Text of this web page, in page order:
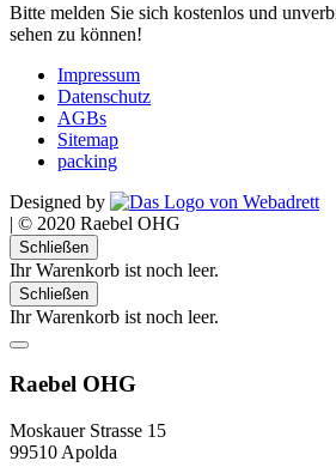
Bitte melden Sie sich kostenlos und
sehen zu können!
Impressum
Datenschutz
AGBs
Sitemap
packing
Designed by
| © 2020 Raebel OHG
Schließen
Ihr Warenkorb ist noch leer.
Schließen
Ihr Warenkorb ist noch leer.
Raebel OHG
Moskauer Strasse 15
99510 Apolda